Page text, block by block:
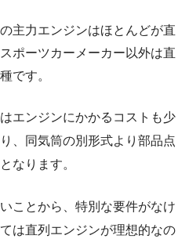
主力エンジンはほとんどが直
ポーツカーメーカー以外は直
です。
エンジンにかかるコストも少
、同気筒の別形式より部品点
なります。
ことから、特別な要件がなけ
は直列エンジンが理想的なの